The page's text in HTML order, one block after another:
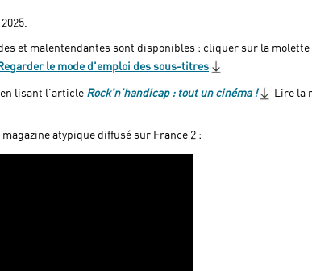
et malentendantes sont disponibles : cliquer sur la molette
Regarder le mode d'emploi des sous-titres
en lisant l'article Rock’n’handicap : tout un cinéma ! Lire la
atypique diffusé sur France 2 :